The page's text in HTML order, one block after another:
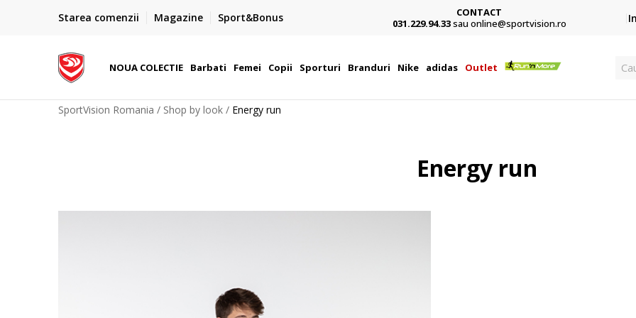
Starea comenzii Magazine Sport&Bonus
Plateste cu cardul in siguranta prin WSPay - Visa, MasterCard,
CONTACT
031.229.94.33sau online@sportvision.ro
NOUA COLECTIE Barbati Femei Copii Sporturi Branduri Nike adidas Outlet C
SportVision Romania Shop by look Energy run
Energy run